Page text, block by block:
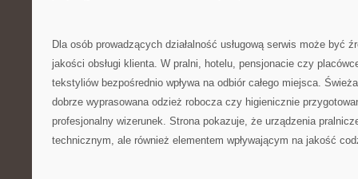
Dla osób prowadzących działalność usługową serwis może być
jakości obsługi klienta. W pralni, hotelu, pensjonacie czy
tekstyliów bezpośrednio wpływa na odbiór całego miejsca.
dobrze wyprasowana odzież robocza czy higienicznie
profesjonalny wizerunek. Strona pokazuje, że urządzenia
technicznym, ale również elementem wpływającym na jakość